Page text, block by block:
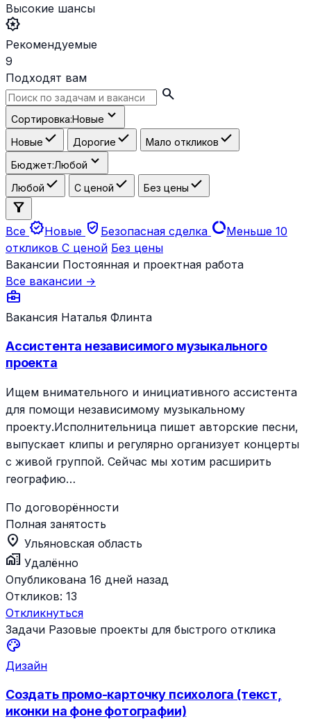
Высокие шансы
award_star
Рекомендуемые
9
Подходят вам
search
Сортировка:Новые expand_more
Новые check Дорогие check Мало откликов check
Бюджет:Любой expand_more
Любой check С ценой check Без цены check
filter_alt
Все new_releasesНовые verified_user Безопасная сделка data_usageМеньше 10
откликов С ценой Без цены
Вакансии Постоянная и проектная работа
Все вакансии →
business_center
Вакансия Наталья Флинта
Ассистента независимого музыкального
проекта
Ищем внимательного и инициативного ассистента
для помощи независимому музыкальному
проекту.Исполнительница пишет авторские песни,
выпускает клипы и регулярно организует концерты
с живой группой. Сейчас мы хотим расширить
географию…
По договорённости
Полная занятость
location_on Ульяновская область
home_work Удалённо
Опубликована 16 дней назад
Откликов: 13
Откликнуться
Задачи Разовые проекты для быстрого отклика
palette
Дизайн
Создать промо-карточку психолога (текст,
иконки на фоне фотографии)